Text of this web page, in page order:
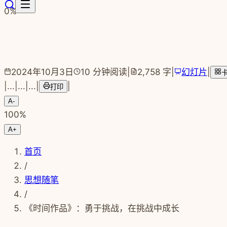
跳转到主要内容
0%
2024年10月3日 10 分钟阅读 2,758 字 幻灯片
... ... ... 打印
A-
100%
A+
首页
/
思想随笔
/
《时间作品》：勇于挑战，在挑战中成长